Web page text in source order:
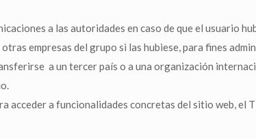
a las autoridades en caso de que el usuario
empresas del grupo si las hubiese, para fines
a un tercer país o a una organización
acceder a funcionalidades concretas del sitio web,